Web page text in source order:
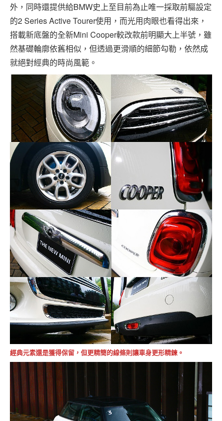
外，同時還提供給BMW史上至目前為止唯一採取前驅設定
的2 Series Active Tourer使用，而光用肉眼也看得出來，
搭載新底盤的全新Mini Cooper較改款前明顯大上半號，雖
然基礎輪廓依舊相似，但透過更滑順的細節勾勒，依然成
就絕對經典的時尚風範。
經典元素還是獲得保留，但更精簡的線條則讓車身更形精鍊。